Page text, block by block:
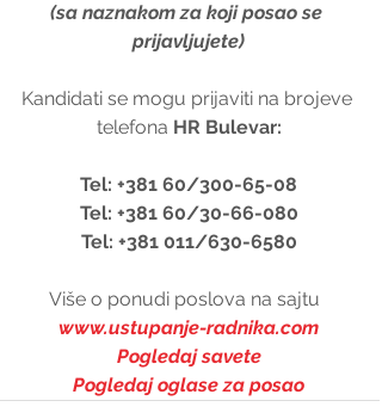
(sa naznakom za koji posao se
prijavljujete)
Kandidati se mogu prijaviti na brojeve
telefona HR Bulevar:
Tel: +381 60/300-65-08
Tel: +381 60/30-66-080
Tel: +381 011/630-6580
Više o ponudi poslova na sajtu
www.ustupanje-radnika.com
Pogledaj savete
Pogledaj oglase za posao